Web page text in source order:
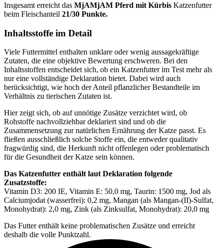
Insgesamt erreicht das MjAMjAM Pferd mit Kürbis Katzenfutter
beim Fleischanteil 21/30 Punkte.
Inhaltsstoffe im Detail
Viele Futtermittel enthalten unklare oder wenig aussagekräftige
Zutaten, die eine objektive Bewertung erschweren. Bei den
Inhaltsstoffen entscheidet sich, ob ein Katzenfutter im Test mehr als
nur eine vollständige Deklaration bietet. Dabei wird auch
berücksichtigt, wie hoch der Anteil pflanzlicher Bestandteile im
Verhältnis zu tierischen Zutaten ist.
Hier zeigt sich, ob auf unnötige Zusätze verzichtet wird, ob
Rohstoffe nachvollziehbar deklariert sind und ob die
Zusammensetzung zur natürlichen Ernährung der Katze passt. Es
fließen ausschließlich solche Stoffe ein, die entweder qualitativ
fragwürdig sind, die Herkunft nicht offenlegen oder problematisch
für die Gesundheit der Katze sein können.
Das Katzenfutter enthält laut Deklaration folgende
Zusatzstoffe:
Vitamin D3: 200 IE, Vitamin E: 50,0 mg, Taurin: 1500 mg, Jod als
Calciumjodat (wasserfrei): 0,2 mg, Mangan (als Mangan-(II)-Sulfat,
Monohydrat): 2,0 mg, Zink (als Zinksulfat, Monohydrat): 20,0 mg
Das Futter enthält keine problematischen Zusätze und erreicht
deshalb die volle Punktzahl.